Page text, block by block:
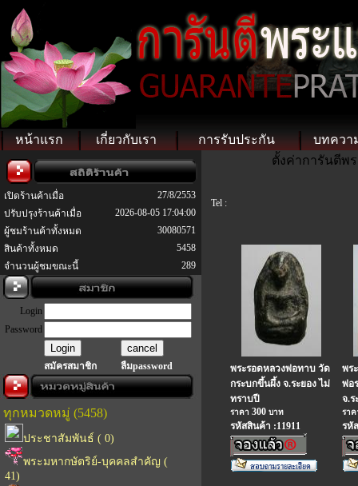
หน้าแรก เกี่ยวกับเรา การรับประกัน บทควา
เปิดร้านค้าเมื่อ
27/8/2553
ปรับปรุงร้านค้าเมื่อ
2026-08-05 17:04:00
ผู้ชมร้านค้าทั้งหมด
30080571
สินค้าทั้งหมด
5458
จำนวนผู้ชมขณะนี้
289
Login
Password
สมัครสมาชิก ลืมpassword
ทุกหมวดหมู่ (5458)
ประชาสัมพันธ์ ( 0)
พระมหากษัตริย์-บุคคลสำคัญ (
41)
ตั้งค่าการันตีพร
Tel :
พระรอดหลวงพ่อทาบ วัด
กระบกขึ้นผึ้ง จ.ระยอง ไม่
ทราบปี
ราคา 300 บาท
รหัสสินค้า :11911
พร
พ่อ
จ.ร
รา
รหั